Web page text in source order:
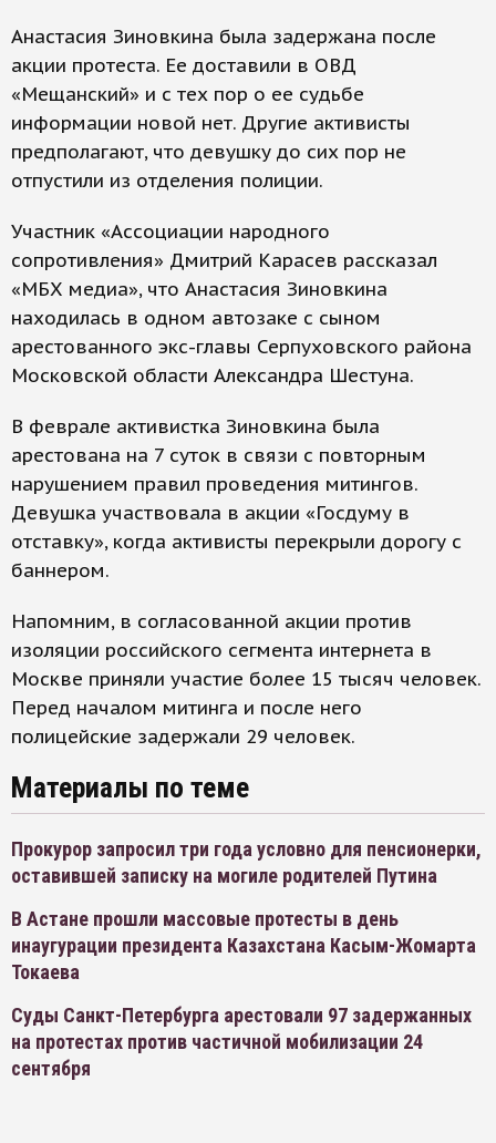
Анастасия Зиновкина была задержана после
акции протеста. Ее доставили в ОВД
«Мещанский» и с тех пор о ее судьбе
информации новой нет. Другие активисты
предполагают, что девушку до сих пор не
отпустили из отделения полиции.
Участник «Ассоциации народного
сопротивления» Дмитрий Карасев рассказал
«МБХ медиа», что Анастасия Зиновкина
находилась в одном автозаке с сыном
арестованного экс-главы Серпуховского района
Московской области Александра Шестуна.
В феврале активистка Зиновкина была
арестована на 7 суток в связи с повторным
нарушением правил проведения митингов.
Девушка участвовала в акции «Госдуму в
отставку», когда активисты перекрыли дорогу с
баннером.
Напомним, в согласованной акции против
изоляции российского сегмента интернета в
Москве приняли участие более 15 тысяч человек.
Перед началом митинга и после него
полицейские задержали 29 человек.
Материалы по теме
Прокурор запросил три года условно для пенсионерки,
оставившей записку на могиле родителей Путина
В Астане прошли массовые протесты в день
инаугурации президента Казахстана Касым-Жомарта
Токаева
Суды Санкт-Петербурга арестовали 97 задержанных
на протестах против частичной мобилизации 24
сентября